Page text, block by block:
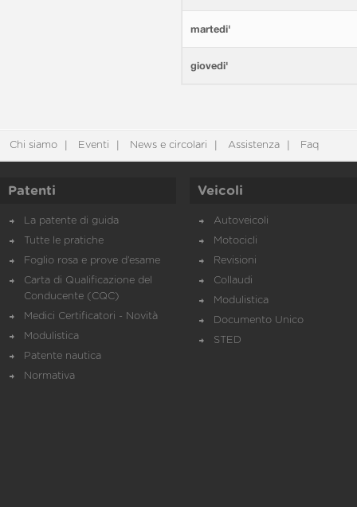
martedi'
giovedi'
Chi siamo Eventi News e circolari Assistenza Faq
Patenti
La patente di guida
Tutte le pratiche
Foglio rosa e prove d’esame
Carta di Qualificazione del
Conducente (CQC)
Medici Certificatori - Novità
Modulistica
Patente nautica
Normativa
Veicoli
Autoveicoli
Motocicli
Revisioni
Collaudi
Modulistica
Documento Unico
STED